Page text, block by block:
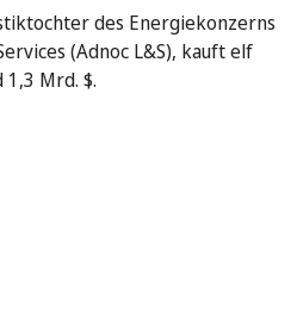
des Energiekonzerns
(Adnoc L&S), kauft elf
Mrd. $.